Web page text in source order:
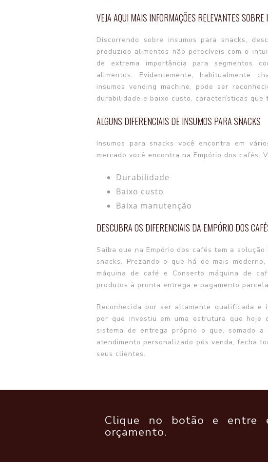
VEJA AQUI MAIS INFORMAÇÕES RELEVANTES
Discorrendo sobre insumos para snacks,
produzido alimentos não perecíveis com o
de extrema importância para segmentos
alimentos. Evidentemente, habitualmente
insumos vending machine, pode ser
durabilidade e baixo custo, características que
ALGUNS DIFERENCIAIS DE INSUMOS PARA SNACKS
Insumos para snacks você encontra em
mercado você encontra na Empório dos cafés.
durabilidade
baixo custo
baixa manutenção
DESCUBRA OS DIFERENCIAIS DA EMPÓRIO DOS
Saiba que na Empório dos cafés tem a
snacks. Prezando o que há de mais
máquina de café e Conserto máquina de
produtos à pronta entrega e pagamento
Reconhecida por ser altamente qualificada e
por que investiu em uma estrutura que hoje
sistema de entrega próprio o que, somado
atendimento personalizado pós venda, fecha
seus clientes.
Clique no botão e entre
orçamento.